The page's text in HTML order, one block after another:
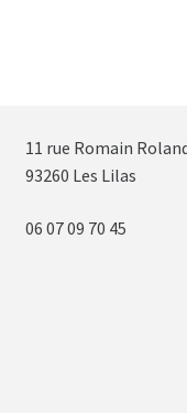
11 rue Romain
93260 Les Lilas
06 07 09 70 45